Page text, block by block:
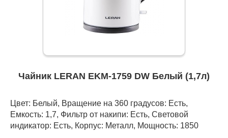
Чайник LERAN EKM-1759 DW Белый (1,7л)
Цвет: Белый, Вращение на 360 градусов: Есть,
Емкость: 1,7, Фильтр от накипи: Есть, Световой
индикатор: Есть, Корпус: Металл, Мощность: 1850